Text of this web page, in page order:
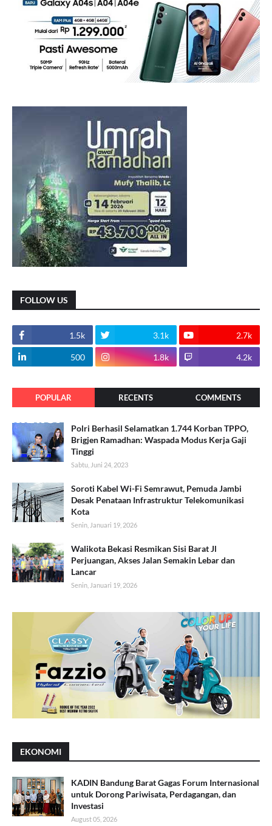
FOLLOW US
1.5k 3.1k 2.7k
500 1.8k 4.2k
POPULAR RECENTS COMMENTS
Polri Berhasil Selamatkan 1.744 Korban TPPO,
Brigjen Ramadhan: Waspada Modus Kerja Gaji
Tinggi
Sabtu, Juni 24, 2023
Soroti Kabel Wi-Fi Semrawut, Pemuda Jambi
Desak Penataan Infrastruktur Telekomunikasi
Kota
Senin, Januari 19, 2026
Walikota Bekasi Resmikan Sisi Barat Jl
Perjuangan, Akses Jalan Semakin Lebar dan
Lancar
Senin, Januari 19, 2026
EKONOMI
KADIN Bandung Barat Gagas Forum Internasional
untuk Dorong Pariwisata, Perdagangan, dan
Investasi
August 05, 2026